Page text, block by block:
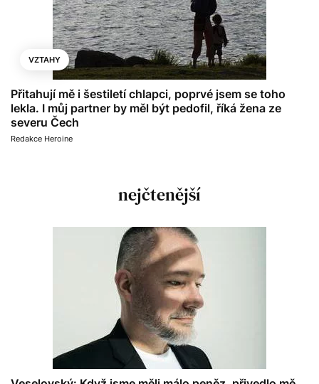
VZTAHY
Přitahují mě i šestiletí chlapci, poprvé jsem se toho
lekla. I můj partner by měl být pedofil, říká žena ze
severu Čech
Redakce Heroine
nejčtenější